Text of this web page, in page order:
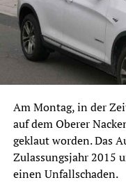
Am Montag, in der
auf dem Oberer
geklaut worden. Das
Zulassungsjahr 2015
einen Unfallschaden.